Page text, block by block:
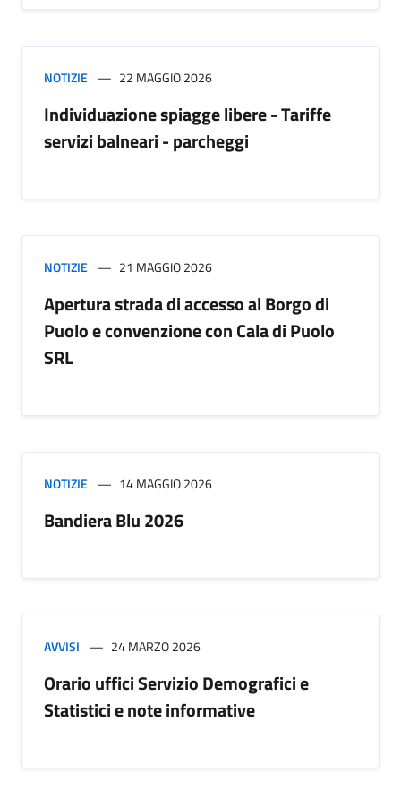
NOTIZIE 22 MAGGIO 2026
Individuazione spiagge libere - Tariffe
servizi balneari - parcheggi
NOTIZIE 21 MAGGIO 2026
Apertura strada di accesso al Borgo di
Puolo e convenzione con Cala di Puolo
SRL
NOTIZIE 14 MAGGIO 2026
Bandiera Blu 2026
AVVISI 24 MARZO 2026
Orario uffici Servizio Demografici e
Statistici e note informative